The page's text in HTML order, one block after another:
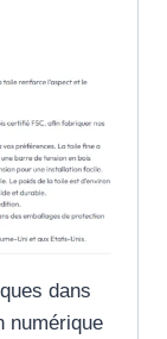
dans
numérique